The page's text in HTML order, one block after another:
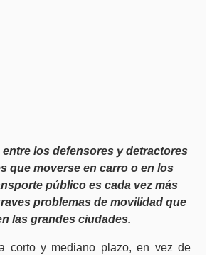
los defensores y detractores
que moverse en carro o en los
público es cada vez más
problemas de movilidad que
las grandes ciudades.
corto y mediano plazo, en vez de